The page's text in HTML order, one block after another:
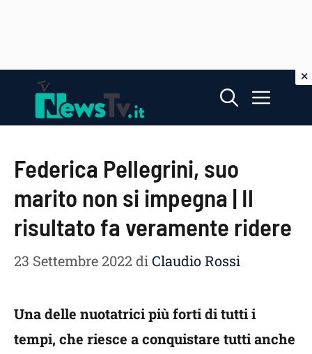
contenuto
Menu
Federica Pellegrini, suo
marito non si impegna | Il
risultato fa veramente ridere
23 Settembre 2022diClaudio Rossi
Una delle nuotatrici più forti di tutti i
tempi, che riesce a conquistare tutti anche